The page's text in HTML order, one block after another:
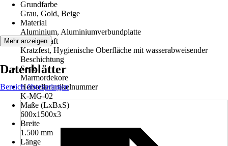
Grundfarbe
Grau, Gold, Beige
Material
Aluminium, Aluminiumverbundplatte
Eigenschaft
Kratzfest, Hygienische Oberfläche mit wasserabweisender
Beschichtung
Serie
Marmordekore
Herstellerartikelnummer
K-MG-02
Maße (LxBxS)
600x1500x3
Breite
1.500 mm
Länge
Mehr anzeigen
Datenblätter
Bereich überspringen